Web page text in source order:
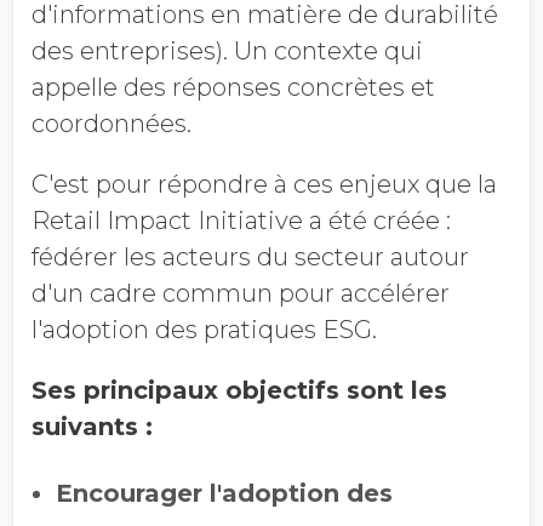
d'informations en matière de durabilité
des entreprises). Un contexte qui
appelle des réponses concrètes et
coordonnées.
C'est pour répondre à ces enjeux que la
Retail Impact Initiative a été créée :
fédérer les acteurs du secteur autour
d'un cadre commun pour accélérer
l'adoption des pratiques ESG.
Ses principaux objectifs sont les
suivants :
Encourager l'adoption des